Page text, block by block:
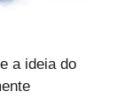
a ideia do